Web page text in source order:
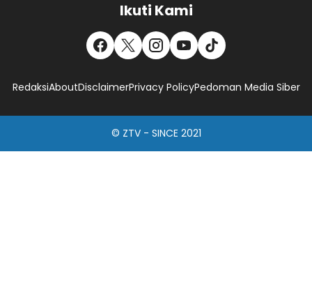
Ikuti Kami
RedaksiAboutDisclaimerPrivacy PolicyPedoman Media Siber
© ZTV - SINCE 2021